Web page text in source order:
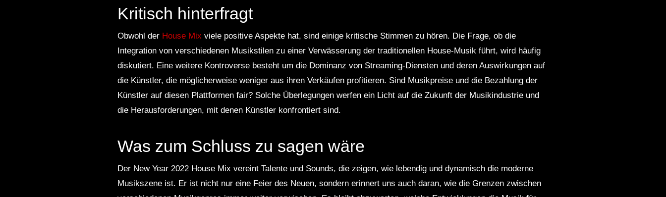
Kritisch hinterfragt
Obwohl der House Mix viele positive Aspekte hat, sind einige kritische Stimmen zu hören. Die Frage, ob die
Integration von verschiedenen Musikstilen zu einer Verwässerung der traditionellen House-Musik führt, wird häufig
diskutiert. Eine weitere Kontroverse besteht um die Dominanz von Streaming-Diensten und deren Auswirkungen auf
die Künstler, die möglicherweise weniger aus ihren Verkäufen profitieren. Sind Musikpreise und die Bezahlung der
Künstler auf diesen Plattformen fair? Solche Überlegungen werfen ein Licht auf die Zukunft der Musikindustrie und
die Herausforderungen, mit denen Künstler konfrontiert sind.
Was zum Schluss zu sagen wäre
Der New Year 2022 House Mix vereint Talente und Sounds, die zeigen, wie lebendig und dynamisch die moderne
Musikszene ist. Er ist nicht nur eine Feier des Neuen, sondern erinnert uns auch daran, wie die Grenzen zwischen